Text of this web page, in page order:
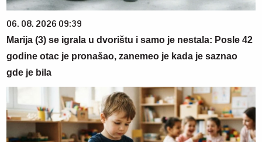
06. 08. 2026 09:39
Marija (3) se igrala u dvorištu i samo je nestala: Posle 42
godine otac je pronašao, zanemeo je kada je saznao
gde je bila